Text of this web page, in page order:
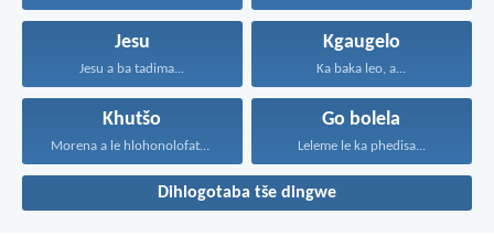
Jesu
Jesu a ba tadima...
Kgaugelo
Ka baka leo, a...
Khutšo
Morena a le hlohonolofatse...
Go bolela
Leleme le ka phedisa...
Dihlogotaba tše dingwe